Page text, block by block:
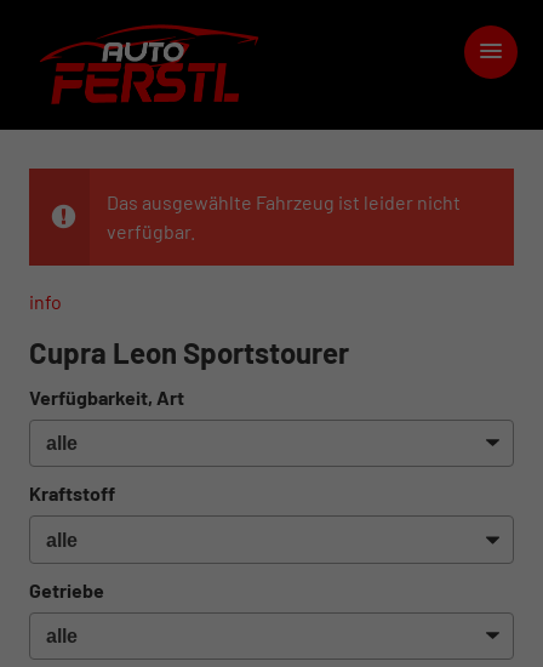
Das ausgewählte Fahrzeug ist leider nicht
verfügbar.
info
Cupra Leon Sportstourer
Verfügbarkeit, Art
Kraftstoff
Getriebe